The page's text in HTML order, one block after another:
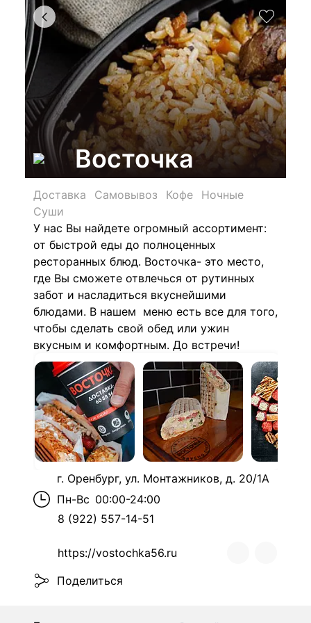
Восточка
Доставка Самовывоз Кофе
Ночные
Суши
У нас Вы найдете огромный ассортимент:
от быстрой еды до полноценных
ресторанных блюд. Восточка- это место,
где Вы сможете отвлечься от рутинных
забот и насладиться вкуснейшими
блюдами. В нашем меню есть все для того,
чтобы сделать свой обед или ужин
вкусным и комфортным. До встречи!
г. Оренбург, ул. Монтажников, д. 20/1А
Пн-Вс 00:00-24:00
8 (922) 557-14-51
https://vostochka56.ru
Поделиться